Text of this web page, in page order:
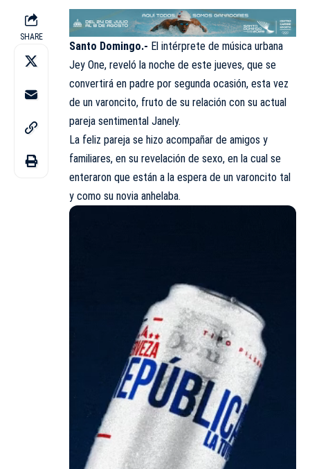
SHARE
Santo Domingo.- El intérprete de música urbana
Jey One, reveló la noche de este jueves, que se
convertirá en padre por segunda ocasión, esta vez
de un varoncito, fruto de su relación con su actual
pareja sentimental Janely.
La feliz pareja se hizo acompañar de amigos y
familiares, en su revelación de sexo, en la cual se
enteraron que están a la espera de un varoncito tal
y como su novia anhelaba.